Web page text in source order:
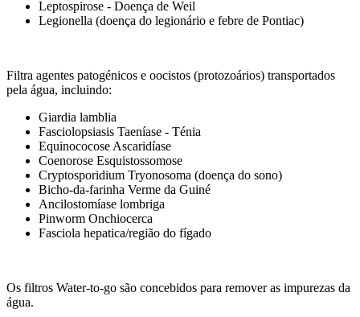
Leptospirose - Doença de Weil
Legionella (doença do legionário e febre de Pontiac)
Filtra agentes patogénicos e oocistos (protozoários) transportados
pela água, incluindo:
Giardia lamblia
Fasciolopsiasis Taeníase - Ténia
Equinococose Ascaridíase
Coenorose Esquistossomose
Cryptosporidium Tryonosoma (doença do sono)
Bicho-da-farinha Verme da Guiné
Ancilostomíase lombriga
Pinworm Onchiocerca
Fasciola hepatica/região do fígado
Os filtros Water-to-go são concebidos para remover as impurezas da
água.